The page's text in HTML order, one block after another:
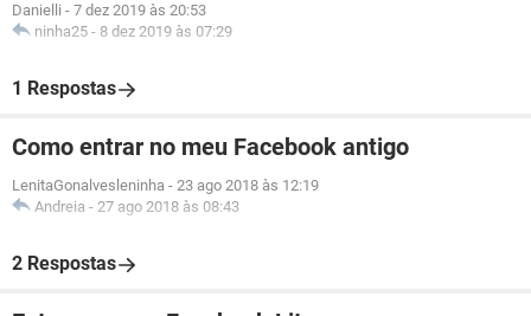
Danielli - 7 dez 2019 às 20:53
ninha25 - 8 dez 2019 às 07:29
1 Respostas
Como entrar no meu Facebook antigo
LenitaGonalvesleninha - 23 ago 2018 às 12:19
Andreia - 27 ago 2018 às 08:43
2 Respostas